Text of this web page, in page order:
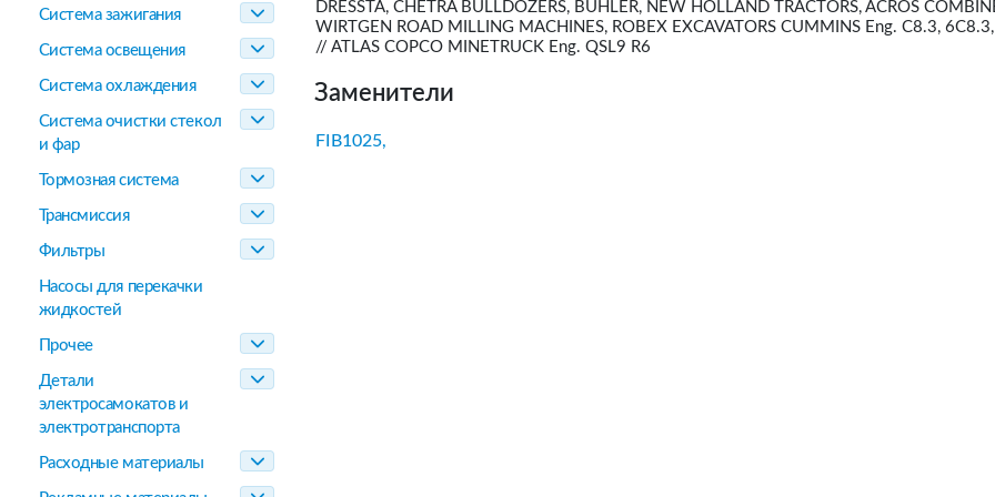
Система зажигания
Система освещения
Система охлаждения
Система очистки стекол
и фар
Тормозная система
Трансмиссия
Фильтры
Насосы для перекачки
жидкостей
Прочее
Детали
электросамокатов и
электротранспорта
Расходные материалы
DRESSTA, CHETRA BULLDOZERS, BUHLER, NEW HOLLAND TRACTORS, ACROS
WIRTGEN ROAD MILLING MACHINES, ROBEX EXCAVATORS CUMMINS Eng. C8.3,
// ATLAS COPCO MINETRUCK Eng. QSL9 R6
Заменители
FIB1025,